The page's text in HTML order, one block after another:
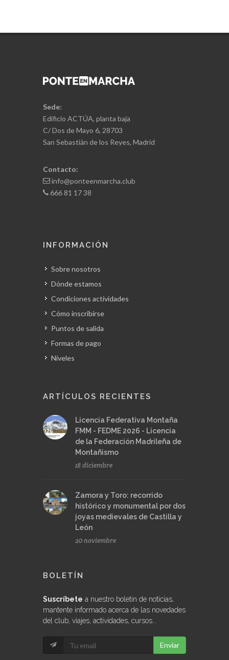
Sede:
Edificio ACTÚA, planta baja
C/ Dos de Mayo 6, 28703
San Sebastián de los Reyes, Madrid
Contacto:
info@ponteenmarcha.club
666 81 17 38
INFORMACIÓN
Sobre nosotros
Dónde estamos
Condiciones actividades
Cómo inscribirse
Puntos de salida
Formas de pago
Niveles
ARTÍCULOS RECIENTES
Licencia Federativa Montaña
FMM - FEDME 2026 - Licencia
de la Federación Madrileña de
Montañismo
18 diciembre
Zamora y Toro: recorrido
histórico y monumental por dos
joyas medievales de Castilla y
León
20 noviembre
BOLETÍN
Suscríbete a nuestro boletín de noticias,
mantente informado acerca de las novedades
del club, viajes, actividades, cursos...
Enviar